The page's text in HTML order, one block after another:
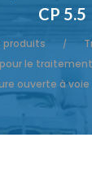
CP 5.5
produits /
le
ouverte à voie